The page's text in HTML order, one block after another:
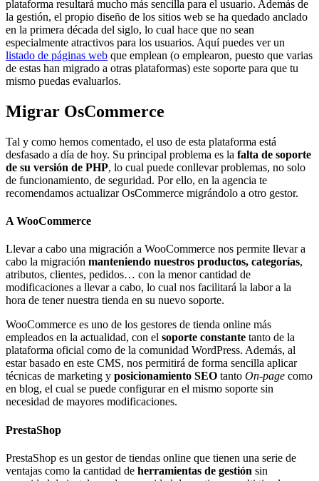
plataforma resultará mucho más sencilla para el usuario. Además de
la gestión, el propio diseño de los sitios web se ha quedado anclado
en la primera década del siglo, lo cual hace que no sean
especialmente atractivos para los usuarios. Aquí puedes ver un
listado de páginas web que emplean (o emplearon, puesto que varias
de estas han migrado a otras plataformas) este soporte para que tu
mismo puedas evaluarlos.
Migrar OsCommerce
Tal y como hemos comentado, el uso de esta plataforma está
desfasado a día de hoy. Su principal problema es la falta de soporte
de su versión de PHP, lo cual puede conllevar problemas, no solo
de funcionamiento, de seguridad. Por ello, en la agencia te
recomendamos actualizar OsCommerce migrándolo a otro gestor.
A WooCommerce
Llevar a cabo una migración a WooCommerce nos permite llevar a
cabo la migración manteniendo nuestros productos, categorías,
atributos, clientes, pedidos… con la menor cantidad de
modificaciones a llevar a cabo, lo cual nos facilitará la labor a la
hora de tener nuestra tienda en su nuevo soporte.
WooCommerce es uno de los gestores de tienda online más
empleados en la actualidad, con el soporte constante tanto de la
plataforma oficial como de la comunidad WordPress. Además, al
estar basado en este CMS, nos permitirá de forma sencilla aplicar
técnicas de marketing y posicionamiento SEO tanto On-page como
en blog, el cual se puede configurar en el mismo soporte sin
necesidad de mayores modificaciones.
PrestaShop
PrestaShop es un gestor de tiendas online que tienen una serie de
ventajas como la cantidad de herramientas de gestión sin